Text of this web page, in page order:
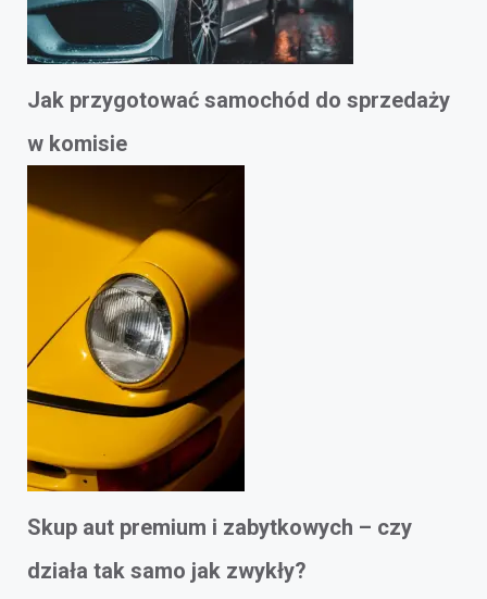
Jak przygotować samochód do sprzedaży
w komisie
Skup aut premium i zabytkowych – czy
działa tak samo jak zwykły?